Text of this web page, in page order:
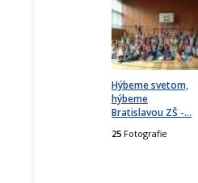
Hýbeme svetom,
hýbeme
Bratislavou ZŠ -…
25Fotografie